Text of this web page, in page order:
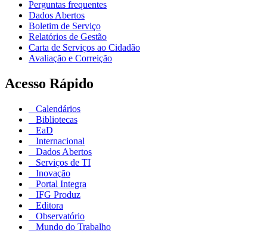
Perguntas frequentes
Dados Abertos
Boletim de Serviço
Relatórios de Gestão
Carta de Serviços ao Cidadão
Avaliação e Correição
Acesso Rápido
Calendários
Bibliotecas
EaD
Internacional
Dados Abertos
Serviços de TI
Inovação
Portal Integra
IFG Produz
Editora
Observatório
Mundo do Trabalho